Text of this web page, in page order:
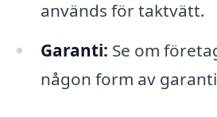
används för taktvätt.
Garanti: Se om
någon form av